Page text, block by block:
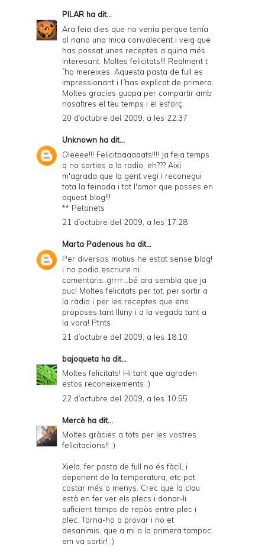
PILAR ha dit...
Ara feia dies que no venia perque tenía
al nano una mica convalecent i veig que
has possat unes receptes a quina més
interesant. Moltes felicitats!!! Realment t
´ho mereixes. Aquesta pasta de full es
impressionant i l´has explicat de primera.
Moltes gracies guapa per compartir amb
nosaltres el teu temps i el esforç.
20 d’octubre del 2009, a les 22:37
Unknown ha dit...
Oleeee!!! Felicitaaaaaats!!!! Ja feia temps
q no sorties a la radio, eh??? Aixi
m'agrada que la gent vegi i reconegui
tota la feinada i tot l'amor que posses en
aquest blog!!!
** Petonets
21 d’octubre del 2009, a les 17:28
Marta Padenous ha dit...
Per diversos motius he estat sense blog!
i no podia escriure ni
comentaris..grrrr...bé ara sembla que ja
puc! Moltes felicitats per tot, per sortir a
la ràdio i per les receptes que ens
proposes tant lluny i a la vegada tant a
la vora! Ptnts
21 d’octubre del 2009, a les 18:10
bajoqueta ha dit...
Moltes felicitats! Hi tant que agraden
estos reconeixements :)
22 d’octubre del 2009, a les 10:55
Mercè ha dit...
Moltes gràcies a tots per les vostres
felicitacions!! :)
Xiela, fer pasta de full no és fàcil, i
depenent de la temperatura, etc pot
costar més o menys. Crec que la clau
està en fer ver els plecs i donar-li
suficient temps de repòs entre plec i
plec. Torna-ho a provar i no et
desanimis, que a mi a la primera tampoc
em va sortir! ;)